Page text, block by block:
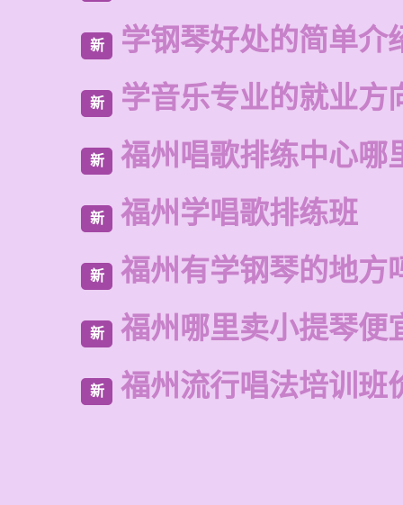
新 学钢琴好处的简单介
新 学音乐专业的就业方
新 福州唱歌排练中心哪
新 福州学唱歌排练班
新 福州有学钢琴的地方
新 福州哪里卖小提琴便
新 福州流行唱法培训班